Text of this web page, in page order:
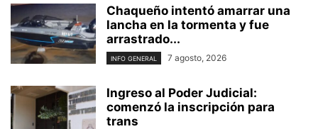
Chaqueño intentó amarrar una
lancha en la tormenta y fue
arrastrado...
INFO GENERAL 7 agosto, 2026
Ingreso al Poder Judicial:
comenzó la inscripción para
trans